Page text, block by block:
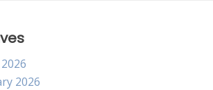
2026